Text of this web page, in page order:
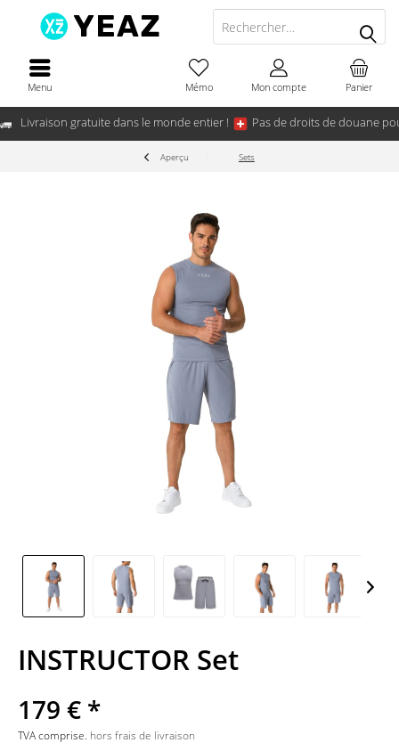
Livraison gratuite dans le monde entier ! Pas de droits de douane
Menu Panier
Mémo Mon compte
Aperçu Sets
INSTRUCTOR Set
179 € *
TVA comprise. hors frais de livraison